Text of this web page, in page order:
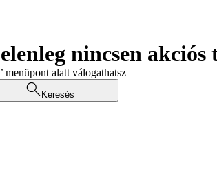
nincsen akciós
alatt válogathatsz
Keresés